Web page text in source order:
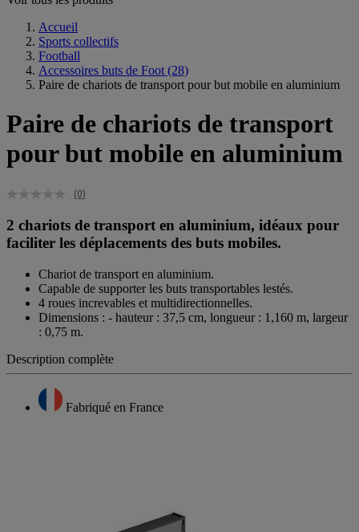
Accueil
Sports collectifs
Football
Accessoires buts de Foot (28)
Paire de chariots de transport pour but mobile en aluminium
Paire de chariots de transport
pour but mobile en aluminium
(0)
2 chariots de transport en aluminium, idéaux pour
faciliter les déplacements des buts mobiles.
Chariot de transport en aluminium.
Capable de supporter les buts transportables lestés.
4 roues increvables et multidirectionnelles.
Dimensions : - hauteur : 37,5 cm, longueur : 1,160 m, largeur
: 0,75 m.
Description complète
Fabriqué en France